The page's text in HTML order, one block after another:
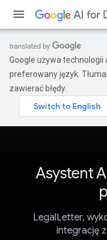
Google używa technologii
preferowany język.
zawierać błędy.
Asystent
LegalLetter,
integrację